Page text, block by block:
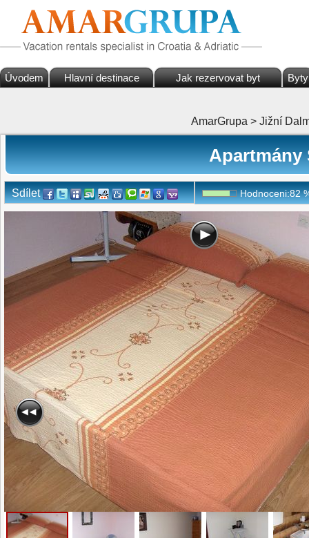
Úvodem Hlavní destinace Jak rezervovat byt Byty
AmarGrupa > Jižní
Apartmány
Sdílet Hodnoceni:82